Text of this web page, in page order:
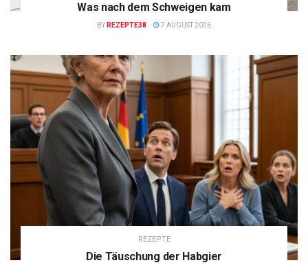
Was nach dem Schweigen kam
BY REZEPTE38 7 AUGUST 2026
REZEPTE
Die Täuschung der Habgier